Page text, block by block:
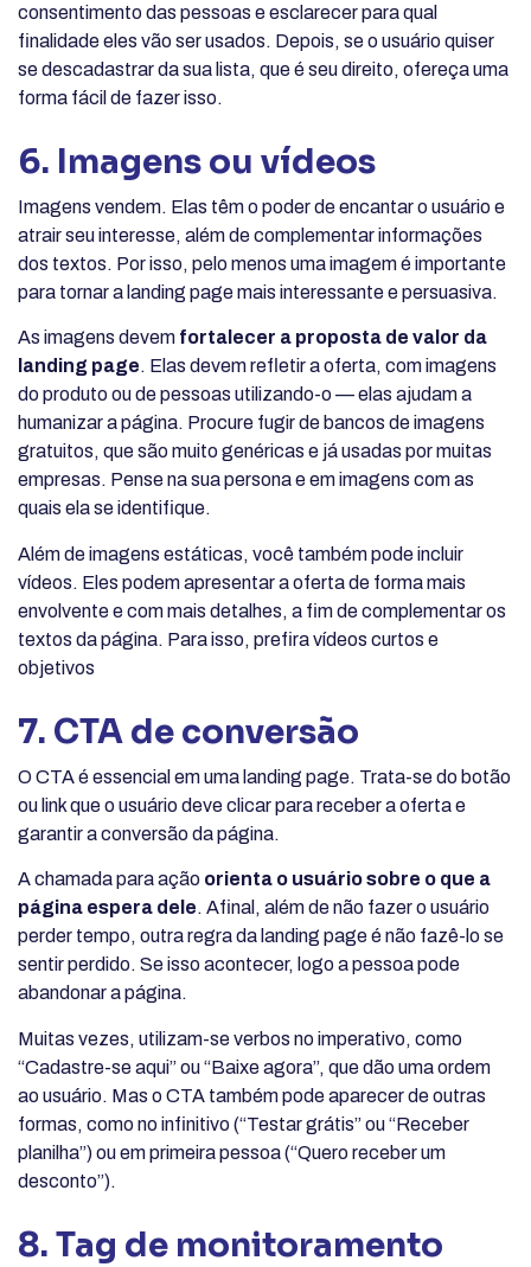
consentimento das pessoas e esclarecer para qual
finalidade eles vão ser usados. Depois, se o usuário quiser
se descadastrar da sua lista, que é seu direito, ofereça uma
forma fácil de fazer isso.
6. Imagens ou vídeos
Imagens vendem. Elas têm o poder de encantar o usuário e
atrair seu interesse, além de complementar informações
dos textos. Por isso, pelo menos uma imagem é importante
para tornar a landing page mais interessante e persuasiva.
As imagens devem fortalecer a proposta de valor da
landing page. Elas devem refletir a oferta, com imagens
do produto ou de pessoas utilizando-o — elas ajudam a
humanizar a página. Procure fugir de bancos de imagens
gratuitos, que são muito genéricas e já usadas por muitas
empresas. Pense na sua persona e em imagens com as
quais ela se identifique.
Além de imagens estáticas, você também pode incluir
vídeos. Eles podem apresentar a oferta de forma mais
envolvente e com mais detalhes, a fim de complementar os
textos da página. Para isso, prefira vídeos curtos e
objetivos
7. CTA de conversão
O CTA é essencial em uma landing page. Trata-se do botão
ou link que o usuário deve clicar para receber a oferta e
garantir a conversão da página.
A chamada para ação orienta o usuário sobre o que a
página espera dele. Afinal, além de não fazer o usuário
perder tempo, outra regra da landing page é não fazê-lo se
sentir perdido. Se isso acontecer, logo a pessoa pode
abandonar a página.
Muitas vezes, utilizam-se verbos no imperativo, como
“Cadastre-se aqui” ou “Baixe agora”, que dão uma ordem
ao usuário. Mas o CTA também pode aparecer de outras
formas, como no infinitivo (“Testar grátis” ou “Receber
planilha”) ou em primeira pessoa (“Quero receber um
desconto”).
8. Tag de monitoramento